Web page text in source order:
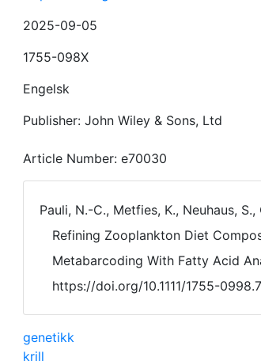
2025-09-05
1755-098X
Engelsk
Publisher: John Wiley & Sons, Ltd
Article Number: e70030
Pauli, N.-C., Metfies, K., Neuhaus,
Refining Zooplankton Diet
Metabarcoding With Fatty Acid
https://doi.org/10.1111/1755-
genetikk
krill